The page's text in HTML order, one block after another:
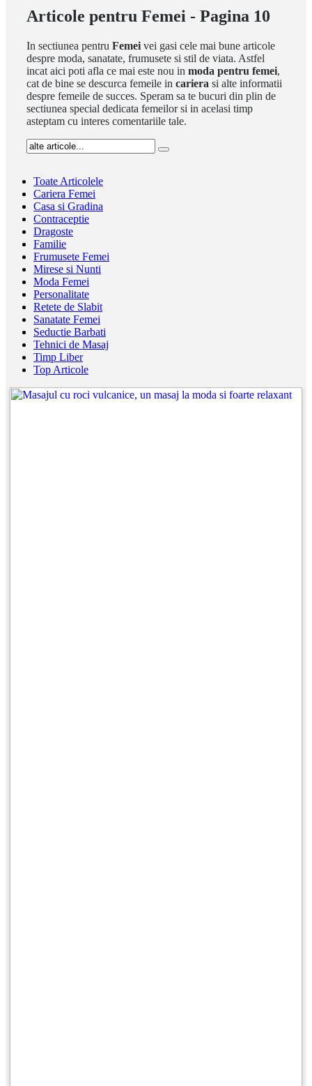
Articole pentru Femei - Pagina 10
In sectiunea pentru Femei vei gasi cele mai bune articole
despre moda, sanatate, frumusete si stil de viata. Astfel
incat aici poti afla ce mai este nou in moda pentru femei,
cat de bine se descurca femeile in cariera si alte informatii
despre femeile de succes. Speram sa te bucuri din plin de
sectiunea special dedicata femeilor si in acelasi timp
asteptam cu interes comentariile tale.
Toate Articolele
Cariera Femei
Casa si Gradina
Contraceptie
Dragoste
Familie
Frumusete Femei
Mirese si Nunti
Moda Femei
Personalitate
Retete de Slabit
Sanatate Femei
Seductie Barbati
Tehnici de Masaj
Timp Liber
Top Articole